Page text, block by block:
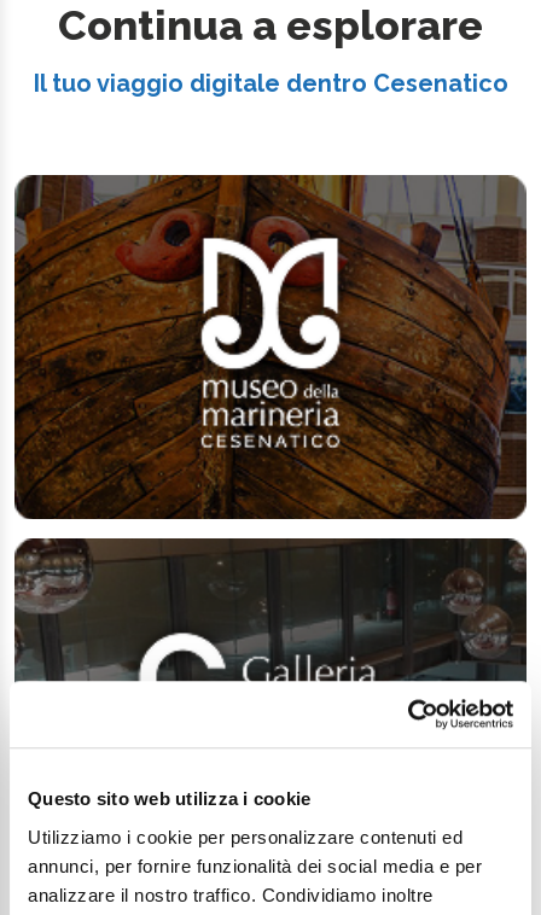
Questo sito web utilizza i cookie
Utilizziamo i cookie per personalizzare contenuti ed
annunci, per fornire funzionalità dei social media e per
analizzare il nostro traffico. Condividiamo inoltre
Continua a esplorare
Il tuo viaggio digitale dentro Cesenatico